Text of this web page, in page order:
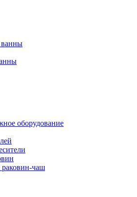
ванны
оборудование
раковин-чаш